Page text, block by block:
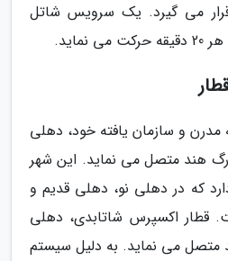
می گیرد. یک سرویس شاتل
و سازمان یافته خود، دهلی
هند متصل می نماید. این شهر
که در دهلی نو، دهلی قدیم و
قطار اکسپرس شاتابدی، دهلی
متصل می نماید. به دلیل سیستم